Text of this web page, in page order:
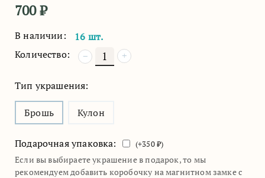
700₽
В наличии:
16 шт.
Количество:
+
−
Тип украшения:
Брошь Кулон
Подарочная упаковка: (+350₽)
Если вы выбираете украшение в подарок, то мы
рекомендуем добавить коробочку на магнитном замке с